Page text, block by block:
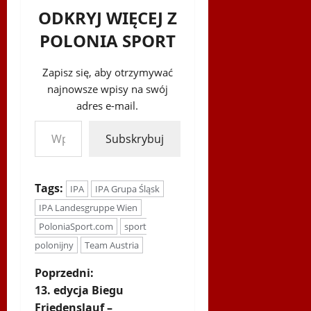
ODKRYJ WIĘCEJ Z
POLONIA SPORT
Zapisz się, aby otrzymywać
najnowsze wpisy na swój
adres e-mail.
Wpisz swój adres e-mail…
Subskrybuj
Tags: IPA
IPA Grupa Śląsk
IPA Landesgruppe Wien
PoloniaSport.com
sport
polonijny
Team Austria
Z
Poprzedni:
13. edycja Biegu
Friedenslauf –